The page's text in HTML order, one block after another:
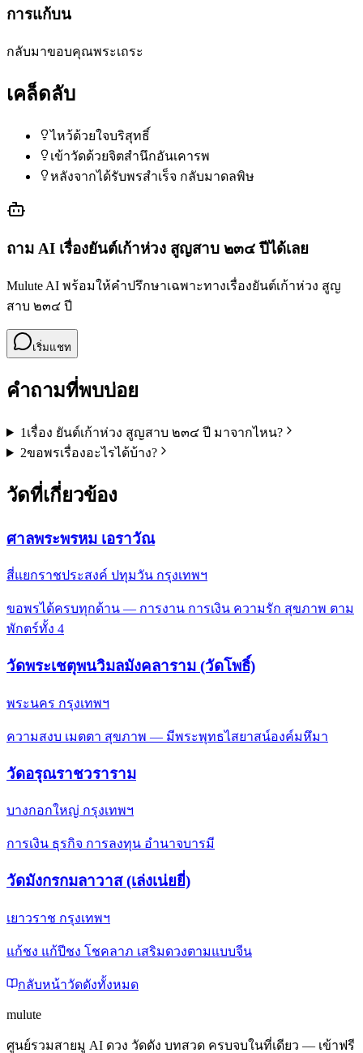
การแก้บน
กลับมาขอบคุณพระเถระ
เคล็ดลับ
ไหว้ด้วยใจบริสุทธิ์
เข้าวัดด้วยจิตสำนึกอันเคารพ
หลังจากได้รับพรสำเร็จ กลับมาดลพิษ
ถาม AI เรื่องยันต์เก้าห่วง สูญสาบ ๒๓๔ ปีได้เลย
Mulute AI พร้อมให้คำปรึกษาเฉพาะทางเรื่องยันต์เก้าห่วง สูญ
สาบ ๒๓๔ ปี
เริ่มแชท
คำถามที่พบบ่อย
1 เรื่อง ยันต์เก้าห่วง สูญสาบ ๒๓๔ ปี มาจากไหน?
2ขอพรเรื่องอะไรได้บ้าง?
วัดที่เกี่ยวข้อง
ศาลพระพรหม เอราวัณ
สี่แยกราชประสงค์ ปทุมวัน กรุงเทพฯ
ขอพรได้ครบทุกด้าน — การงาน การเงิน ความรัก สุขภาพ ตาม
พักตร์ทั้ง 4
วัดพระเชตุพนวิมลมังคลาราม (วัดโพธิ์)
พระนคร กรุงเทพฯ
ความสงบ เมตตา สุขภาพ — มีพระพุทธไสยาสน์องค์มหึมา
วัดอรุณราชวราราม
บางกอกใหญ่ กรุงเทพฯ
การเงิน ธุรกิจ การลงทุน อำนาจบารมี
วัดมังกรกมลาวาส (เล่งเน่ยยี่)
เยาวราช กรุงเทพฯ
แก้ชง แก้ปีชง โชคลาภ เสริมดวงตามแบบจีน
กลับหน้าวัดดังทั้งหมด
mulute
ศูนย์รวมสายมู AI ดวง วัดดัง บทสวด ครบจบในที่เดียว — เข้าฟรี